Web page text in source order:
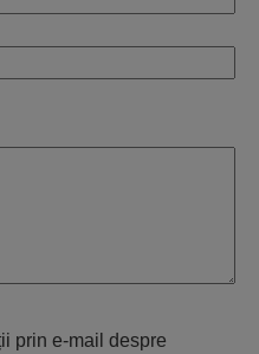
prin e-mail despre